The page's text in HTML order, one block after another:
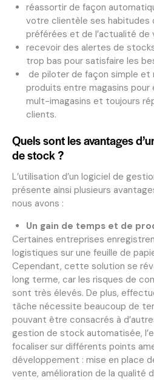
réassortir de façon
votre clientèle ses habitudes
préférées et de l’actualité de
recevoir des alertes de
trop bas pour satisfaire les
de piloter de façon simple
produits entre magasins pour
mult-imagasins et toujours
clients.
Quels sont les avantages
de stock ?
L’utilisation d’un logiciel de
présente ainsi plusieurs
nous avons :
Un gain de temps et de
Certaines entreprises
logistiques sur une feuille de
Cependant, cette solution se
long terme, car les risques de
sont très élevés. De plus,
tâche nécessite beaucoup de
pouvant être consacrés à
gestion de stock automatisée,
focaliser sur différents points
développement : mise en place
vente, amélioration de la qualité